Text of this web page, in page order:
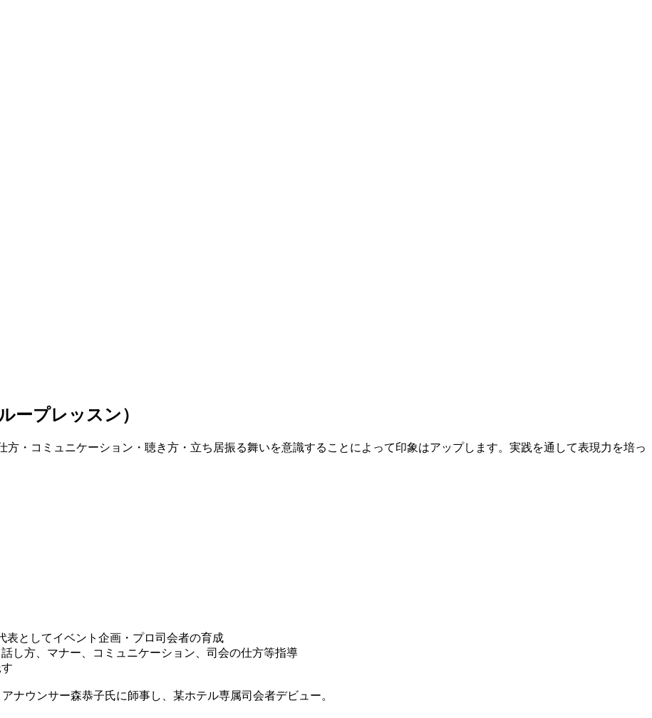
ープレッスン）
・コミュニケーション・聴き方・立ち居振る舞いを意識することによって印象はアップします。実践を通して表現力を培っ
としてイベント企画・プロ司会者の育成
し方、マナー、コミュニケーション、司会の仕方等指導
ナウンサー森恭子氏に師事し、某ホテル専属司会者デビュー。